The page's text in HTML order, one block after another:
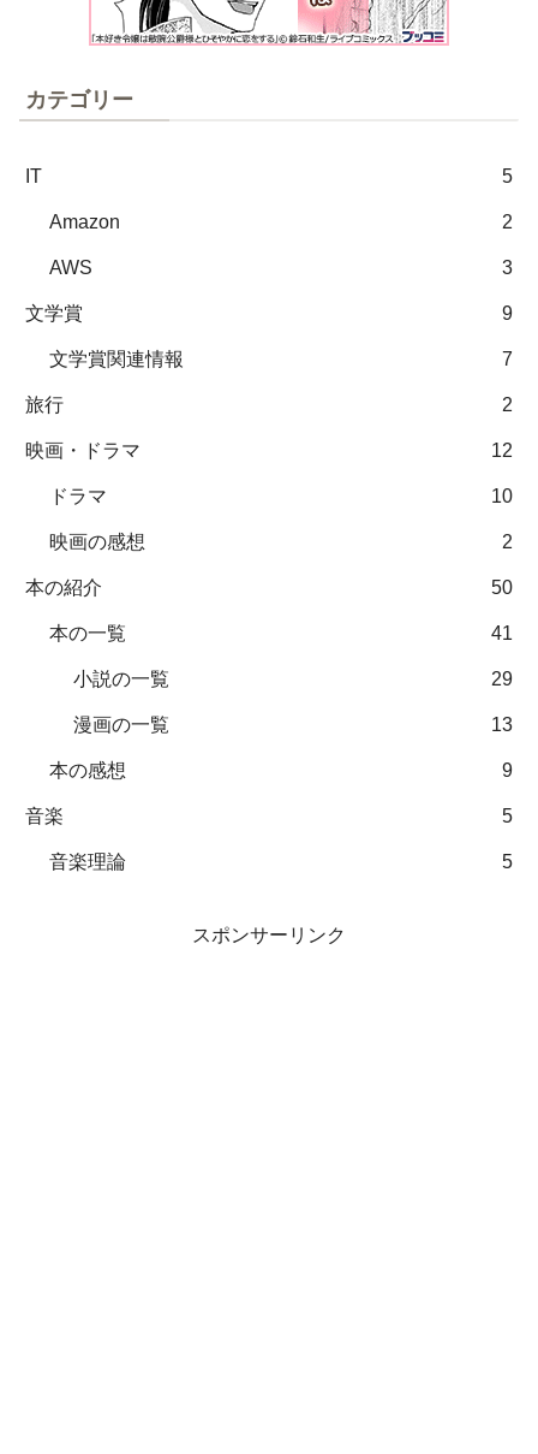
カテゴリー
IT 5
Amazon 2
AWS 3
文学賞 9
文学賞関連情報 7
旅行 2
映画・ドラマ 12
ドラマ 10
映画の感想 2
本の紹介 50
本の一覧 41
小説の一覧 29
漫画の一覧 13
本の感想 9
音楽 5
音楽理論 5
スポンサーリンク